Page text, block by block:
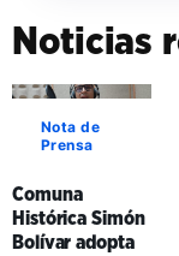
Noticias
Nota de
Prensa
Comuna
Histórica Simón
Bolívar adopta